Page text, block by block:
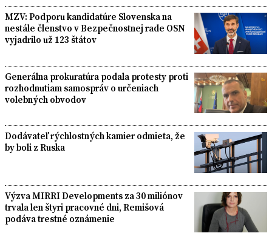
MZV: Podporu kandidatúre Slovenska na
nestále členstvo v Bezpečnostnej rade OSN
vyjadrilo už 123 štátov
Generálna prokuratúra podala protesty proti
rozhodnutiam samospráv o určeniach
volebných obvodov
Dodávateľ rýchlostných kamier odmieta, že
by boli z Ruska
Výzva MIRRI Developments za 30 miliónov
trvala len štyri pracovné dni, Remišová
podáva trestné oznámenie